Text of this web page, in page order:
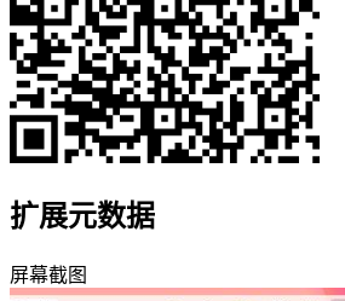
扩展元数据
屏幕截图